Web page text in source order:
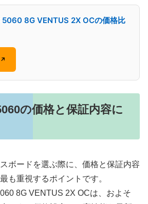
8G VENTUS 2X OCの価格比
↗
の価格と保証内容に
ボードを選ぶ際に、価格と保証内容
も重視するポイントです。
8G VENTUS 2X OCは、およそ